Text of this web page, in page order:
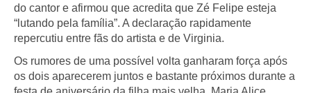
do cantor e afirmou que acredita que Zé Felipe esteja
“lutando pela família”. A declaração rapidamente
repercutiu entre fãs do artista e de Virginia.
Os rumores de uma possível volta ganharam força após
os dois aparecerem juntos e bastante próximos durante a